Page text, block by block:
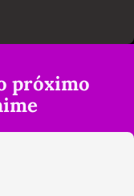
próximo